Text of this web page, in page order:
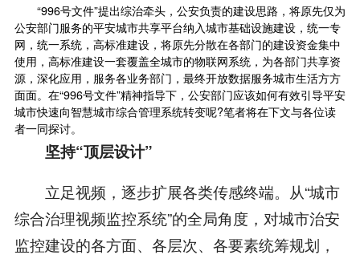
“996号文件”提出综治牵头，公安负责的建设思路，将原先仅为
公安部门服务的平安城市共享平台纳入城市基础设施建设，统一专
网，统一系统，高标准建设，将原先分散在各部门的建设资金集中
使用，高标准建设一套覆盖全城市的物联网系统，为各部门共享资
源，深化应用，服务各业务部门，最终开放数据服务城市生活方方
面面。在“996号文件”精神指导下，公安部门应该如何有效引导平安
城市快速向智慧城市综合管理系统转变呢?笔者将在下文与各位读
者一同探讨。
坚持“顶层设计”
立足视频，逐步扩展各类传感终端。从“城市
综合治理视频监控系统”的全局角度，对城市治安
监控建设的各方面、各层次、各要素统筹规划，